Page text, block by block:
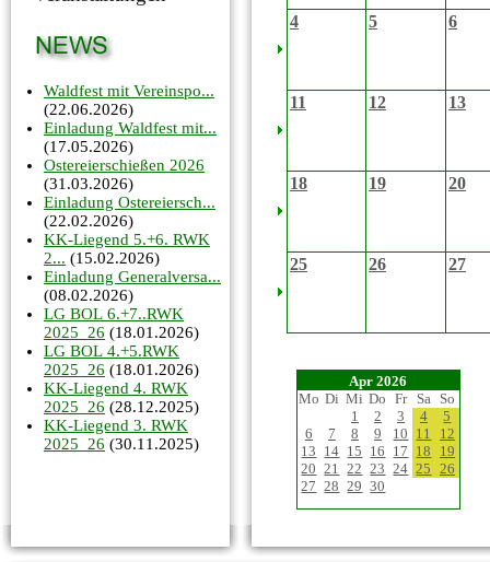
Waldfest mit Vereinspo...
(22.06.2026)
Einladung Waldfest mit...
(17.05.2026)
Ostereierschießen 2026
(31.03.2026)
Einladung Ostereiersch...
(22.02.2026)
KK-Liegend 5.+6. RWK
2... (15.02.2026)
Einladung Generalversa...
(08.02.2026)
LG BOL 6.+7..RWK
2025_26 (18.01.2026)
LG BOL 4.+5.RWK
2025_26 (18.01.2026)
KK-Liegend 4. RWK
2025_26 (28.12.2025)
KK-Liegend 3. RWK
2025_26 (30.11.2025)
4 5 6
11 12 13
18 19 20
25 26 27
Apr 2026
Mo Di Mi Do Fr Sa So
1
2 3 4
5
6
7 8 9 10 11
12
13 14 15 16 17 18
19
20 21 22 23 24 25 26
27 28 29 30